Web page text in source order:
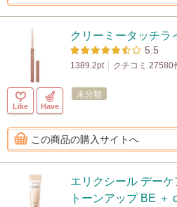
クリーミータッチラ
5.5
1389.2pt クチコミ 27580
Like Have
未分類
この商品の購入サイトへ
エリクシール デー
トーンアップ BE ＋